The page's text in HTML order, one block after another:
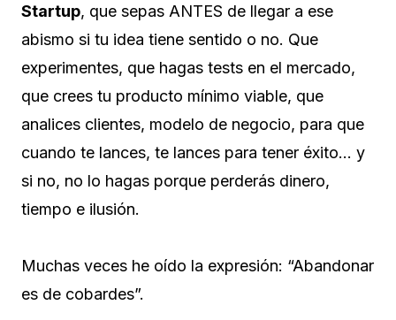
Startup, que sepas ANTES de llegar a ese
abismo si tu idea tiene sentido o no. Que
experimentes, que hagas tests en el mercado,
que crees tu producto mínimo viable, que
analices clientes, modelo de negocio, para que
cuando te lances, te lances para tener éxito… y
si no, no lo hagas porque perderás dinero,
tiempo e ilusión.
Muchas veces he oído la expresión: “Abandonar
es de cobardes”.